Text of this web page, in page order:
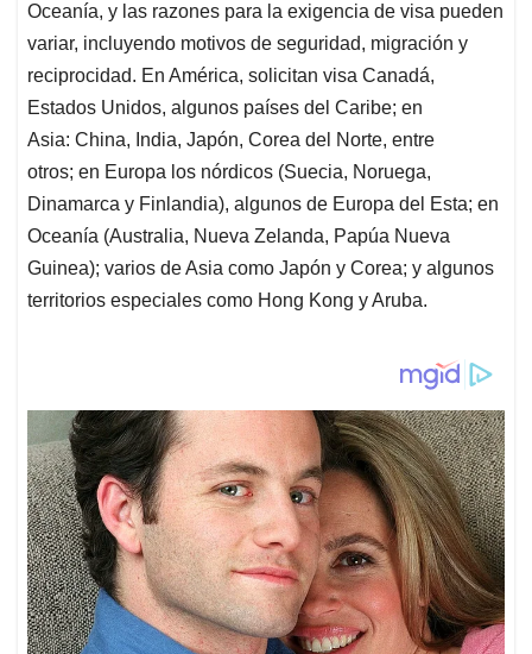
Oceanía, y las razones para la exigencia de visa pueden
variar, incluyendo motivos de seguridad, migración y
reciprocidad. En América, solicitan visa Canadá,
Estados Unidos, algunos países del Caribe; en
Asia: China, India, Japón, Corea del Norte, entre
otros; en Europa los nórdicos (Suecia, Noruega,
Dinamarca y Finlandia), algunos de Europa del Esta; en
Oceanía (Australia, Nueva Zelanda, Papúa Nueva
Guinea); varios de Asia como Japón y Corea; y algunos
territorios especiales como Hong Kong y Aruba.